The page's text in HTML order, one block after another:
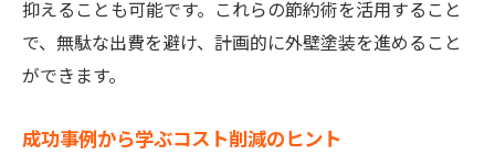
抑えることも可能です。これらの節約術を活用すること
で、無駄な出費を避け、計画的に外壁塗装を進めること
ができます。
成功事例から学ぶコスト削減のヒント